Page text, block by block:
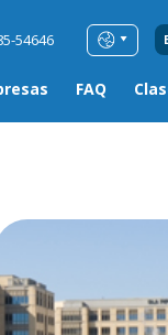
54646
FAQ